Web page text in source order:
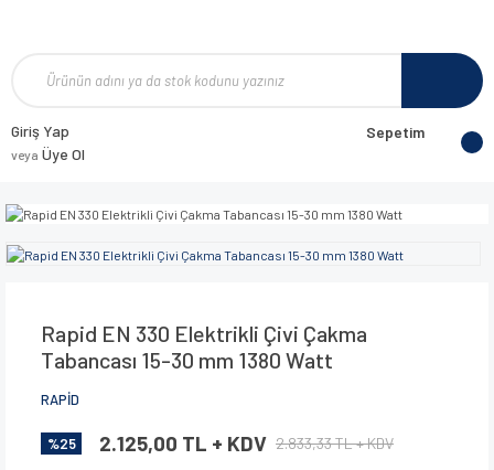
Giriş Yap
veya Üye Ol
Sepetim
Rapid EN 330 Elektrikli Çivi Çakma
Tabancası 15-30 mm 1380 Watt
RAPİD
%25 2.125,00 TL + KDV 2.833,33 TL + KDV